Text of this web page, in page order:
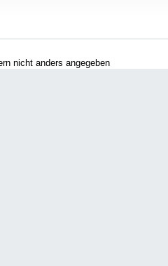
nicht anders angegeben